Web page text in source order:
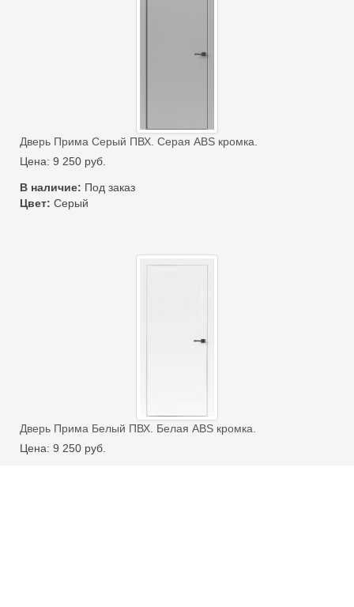
Дверь Прима Серый ПВХ. Серая ABS кромка.
Цена: 9 250 руб.
В наличие: Под заказ
Цвет: Серый
Дверь Прима Белый ПВХ. Белая ABS кромка.
Цена: 9 250 руб.